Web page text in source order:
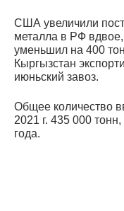
США увеличили
металла в РФ вдвое,
уменьшил на 400
Кыргызстан
июньский завоз.
Общее количество
2021 г. 435 000
года.